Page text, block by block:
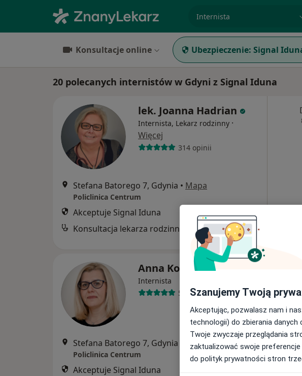
Konsultacje online Ubezpieczenie: Signal
20 polecanych internistów w Gdyni z Signal Iduna
lek. Joanna Hadrian
Internista, Lekarz rodzinny ·
Więcej
314 opinii
Stefana Batorego 7, Gdynia • Mapa
Policlinica Centrum
Akceptuje Signal Iduna
Konsultacja lekarza rodzinnego
200 zł
Anna Kos
Internista
59 opinii
Stefana Batorego 7, Gdynia Mapa
Policlinica Centrum
Akceptuje Signal Iduna
Szanujemy Twoją
Akceptując, pozwalasz nam i
technologii) do zbierania
Twoje zwyczaje przeglądania
zaktualizować swoje
do polityk prywatności stron